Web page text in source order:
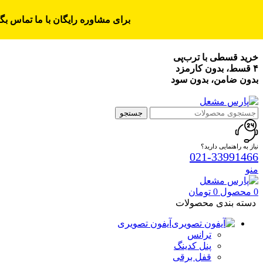
خرید قسطی با ترب‌پی
۴ قسط، بدون کارمزد
بدون ضامن، بدون سود
جستجو
نیاز به راهنمایی دارید؟
021-33991466
منو
0 محصول 0 تومان
دسته بندی محصولات
آیفون تصویری
ترانس
پنل کدینگ
قفل برقی
برای مشاوره رایگان با ما تماس